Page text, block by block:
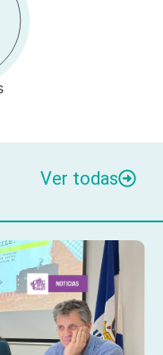
Ver todas